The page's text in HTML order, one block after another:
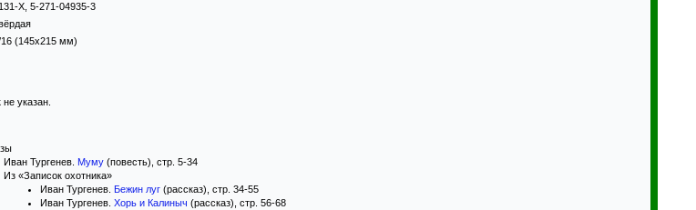
X, 5-271-04935-3
(145x215 мм)
указан.
Иван Тургенев. Муму (повесть), стр. 5-34
Из «Записок охотника»
Иван Тургенев. Бежин луг (рассказ), стр. 34-55
Иван Тургенев. Хорь и Калиныч (рассказ), стр. 56-68